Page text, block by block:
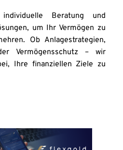
Beratung und
um Ihr Vermögen zu
Ob Anlagestrategien,
Vermögensschutz – wir
Ihre finanziellen Ziele zu